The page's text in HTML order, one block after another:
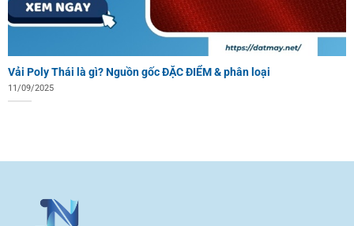
Vải Poly Thái là gì? Nguồn gốc ĐẶC ĐIỂM & phân loại
11/09/2025